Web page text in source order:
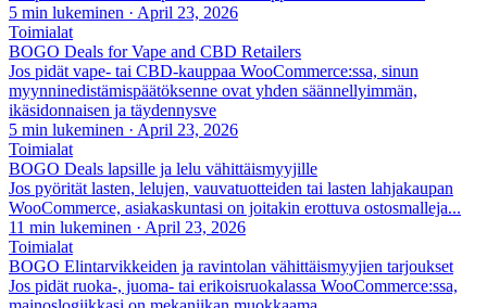
5 min lukeminen · April 23, 2026
Toimialat
BOGO Deals for Vape and CBD Retailers
Jos pidät vape- tai CBD-kauppaa WooCommerce:ssa, sinun
myynninedistämispäätöksenne ovat yhden säännellyimmän,
ikäsidonnaisen ja täydennysve
5 min lukeminen · April 23, 2026
Toimialat
BOGO Deals lapsille ja lelu vähittäismyyjille
Jos pyörität lasten, lelujen, vauvatuotteiden tai lasten lahjakaupan
WooCommerce, asiakaskuntasi on joitakin erottuva ostosmalleja...
11 min lukeminen · April 23, 2026
Toimialat
BOGO Elintarvikkeiden ja ravintolan vähittäismyyjien tarjoukset
Jos pidät ruoka-, juoma- tai erikoisruokalassa WooCommerce:ssa,